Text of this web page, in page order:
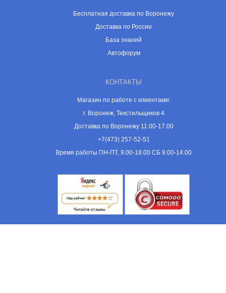
Бесплатная доставка по Воронежу
Доставка по России
База знаний
Автофорум
КОНТАКТЫ
Магазин по работе с клиентами:
г. Воронеж, Текстильщиков 4
Доставка по Воронежу 11.00-17.00
+7(473) 257-52-51
Время работы ПН-ПТ, 9.00-18.00 СБ 9.00-14.00